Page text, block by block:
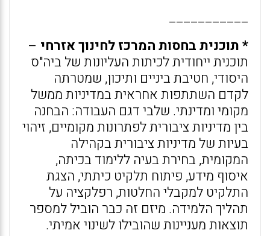
___________
* תוכנית בחסות המרכז לחינוך אזרחי –
תוכנית ייחודית לכיתות העליונות של ביה"ס
היסודי, חטיבת ביניים ותיכון, שמטרתה
לקדם השתתפות אחראית במדיניות ממשל
מקומי ומדינתי. שלבי דגם העבודה: הבחנה
בין מדיניות ציבורית לפתרונות מקומיים, זיהוי
בעיות של מדיניות ציבורית בקהילה
המקומית, בחירת בעיה ללימוד בכיתה,
איסוף מידע, פיתוח תלקיט כיתתי, הצגת
התלקיט למקבלי החלטות, רפלקציה על
תהליך הלמידה. מיזם זה כבר הוביל למספר
תוצאות מעניינות שהובילו לשינוי אמיתי.